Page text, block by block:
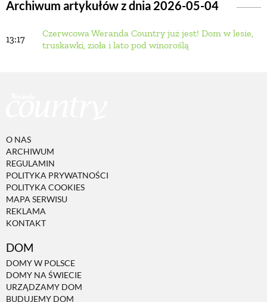
Archiwum artykułów z dnia 2026-05-04
13:17
Czerwcowa Weranda Country już jest! Dom w lesie,
truskawki, zioła i lato pod winoroślą
O NAS
ARCHIWUM
REGULAMIN
POLITYKA PRYWATNOŚCI
POLITYKA COOKIES
MAPA SERWISU
REKLAMA
KONTAKT
DOM
DOMY W POLSCE
DOMY NA ŚWIECIE
URZĄDZAMY DOM
BUDUJEMY DOM
BUDUJEMY DOM
PROJEKTOWANIE OGRODU